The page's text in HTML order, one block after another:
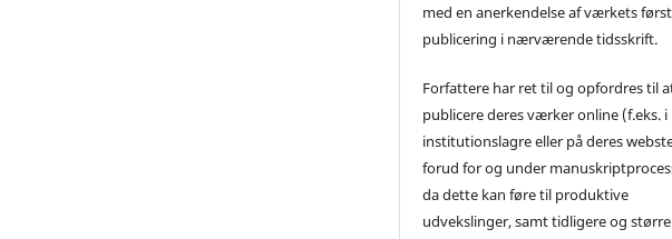
med en anerkendelse af værkets
publicering i nærværende tidsskrift.
Forfattere har ret til og opfordres til
publicere deres værker online (f.eks. i
institutionslagre eller på deres
forud for og under
da dette kan føre til produktive
udvekslinger, samt tidligere og større